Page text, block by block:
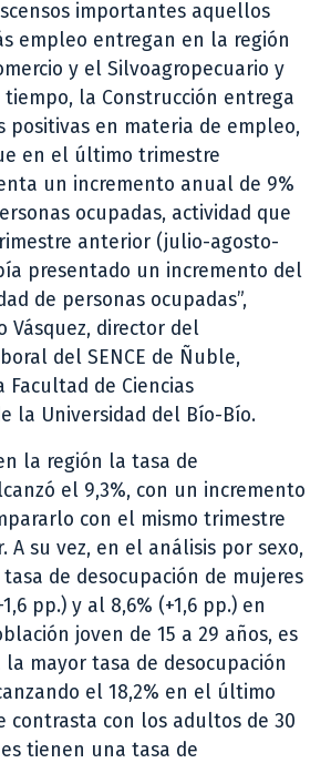
importantes aquellos
empleo entregan en la región
y el Silvoagropecuario y
tiempo, la Construcción entrega
positivas en materia de empleo,
en el último trimestre
un incremento anual de 9%
ocupadas, actividad que
anterior (julio-agosto-
presentado un incremento del
de personas ocupadas”,
Vásquez, director del
del SENCE de Ñuble,
de Ciencias
la Universidad del Bío-Bío.
la región la tasa de
el 9,3%, con un incremento
con el mismo trimestre
A su vez, en el análisis por sexo,
de desocupación de mujeres
pp.) y al 8,6% (+1,6 pp.) en
joven de 15 a 29 años, es
mayor tasa de desocupación
el 18,2% en el último
contrasta con los adultos de 30
tienen una tasa de